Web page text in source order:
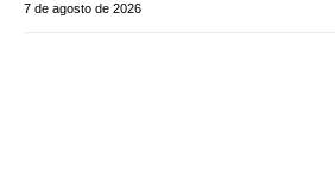
7 de agosto de 2026